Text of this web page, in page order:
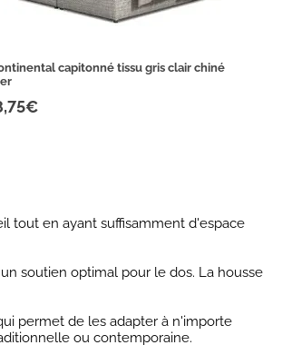
capitonné tissu gris clair chiné
tout en ayant suffisamment d'espace
soutien optimal pour le dos. La housse
permet de les adapter à n'importe
ou contemporaine.